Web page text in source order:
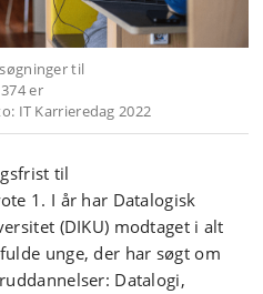
til
er
IT Karrieredag 2022
til
1. I år har Datalogisk
(DIKU) modtaget i alt
unge, der har søgtom
Datalogi,